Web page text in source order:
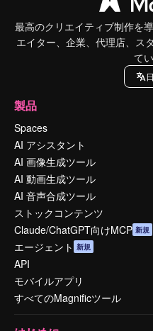
最高のクリエイティブ制作を
エイター、企業、代理店、ス
て
製品
Spaces
AI アシスタント
AI 画像生成ツール
AI 動画生成ツール
AI 音声合成ツール
ストックコンテンツ
Claude/ChatGPT向けMCP 新規
エージェント 新規
API
モバイルアプリ
すべてのMagnificツール